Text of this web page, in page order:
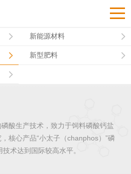
新能源材料
新型肥料
磷酸生产技术，致力于饲料磷酸钙盐
核心产品“小太子（chanphos）”磷
术达到国际较高水平。